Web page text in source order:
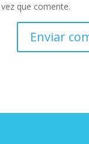
que comente.